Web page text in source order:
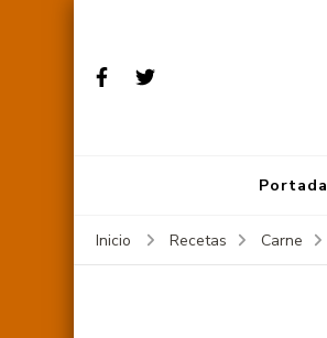
Portada
Inicio Recetas Carne